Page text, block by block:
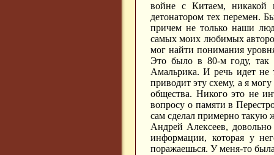
войне с Китаем,
детонатором тех перемен.
причем не только наши
самых моих любимых
мог найти понимания
Это было в 80-м году, так
Амальрика. И речь идет не
приводит эту схему, а я
общества. Никого это не
вопросу о памяти в
сам сделал примерно такую
Андрей Алексеев,
информации, которая у
поражаешься. У меня-то